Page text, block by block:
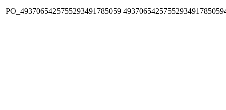
PO_4937065425755293491785059